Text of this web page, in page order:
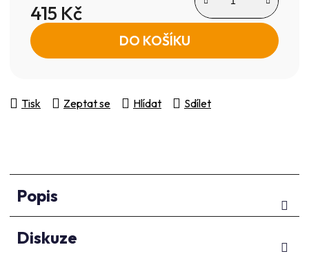
415 Kč
Měrná cena: DO KOŠÍKU
Tisk Zeptat se Hlídat Sdílet
Popis
Diskuze